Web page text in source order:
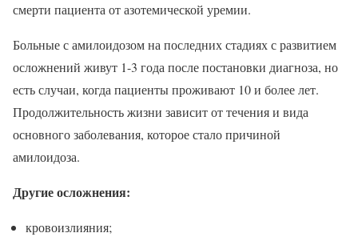
смерти пациента от азотемической уремии.
Больные с амилоидозом на последних стадиях с развитием
осложнений живут 1-3 года после постановки диагноза, но
есть случаи, когда пациенты проживают 10 и более лет.
Продолжительность жизни зависит от течения и вида
основного заболевания, которое стало причиной
амилоидоза.
Другие осложнения:
кровоизлияния;